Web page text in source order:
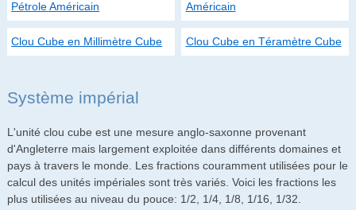
Pétrole Américain Américain
Clou Cube en Millimètre Cube Clou Cube en Téramètre Cube
Système impérial
L'unité clou cube est une mesure anglo-saxonne provenant
d'Angleterre mais largement exploitée dans différents domaines et
pays à travers le monde. Les fractions couramment utilisées pour le
calcul des unités impériales sont très variés. Voici les fractions les
plus utilisées au niveau du pouce: 1/2, 1/4, 1/8, 1/16, 1/32.